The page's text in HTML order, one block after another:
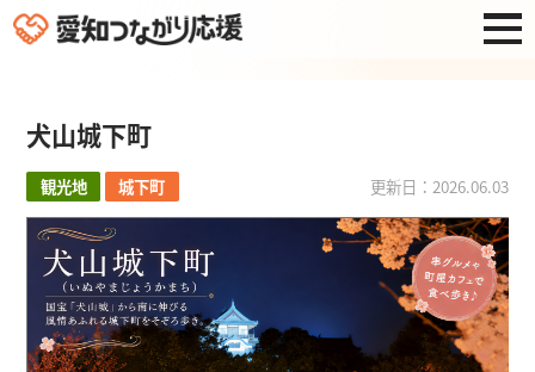
犬山城下町
観光地 城下町 更新日：2026.06.03